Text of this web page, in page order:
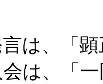
は、「
は、「